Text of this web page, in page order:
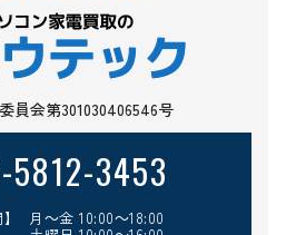
員会第301030406546号
5812-3453
】 月～金 10:00～18:00